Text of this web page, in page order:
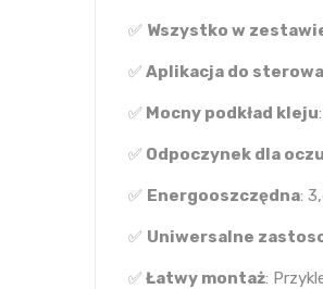
✅ Wszystko w
✅ Aplikacja do
✅ Mocny podkład kleju
✅ Odpoczynek dla oczu
✅ Energooszczędna:
✅ Uniwersalne
✅ Łatwy montaż: